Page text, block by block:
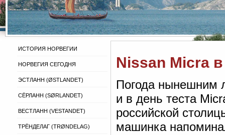
ИСТОРИЯ НОРВЕГИИ
НОРВЕГИЯ СЕГОДНЯ
ЭСТЛАНН (ØSTLANDET)
СЁРЛАНН (SØRLANDET)
ВЕСТЛАНН (VESTANDET)
ТРЁНДЕЛАГ (TRØNDELAG)
Nissan Micra
Погода нынешним
и в день теста
российской
машинка